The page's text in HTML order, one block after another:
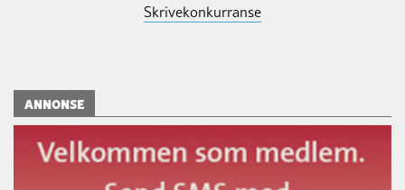
Skrivekonkurranse
ANNONSE